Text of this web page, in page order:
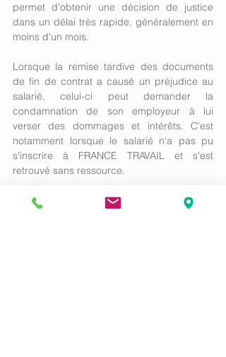
permet d'obtenir une décision de justice
dans un délai très rapide, généralement en
moins d'un mois.
Lorsque la remise tardive des documents
de fin de contrat a causé un préjudice au
salarié, celui-ci peut demander la
condamnation de son employeur à lui
verser des dommages et intérêts. C'est
notamment lorsque le salarié n'a pas pu
s'inscrire à FRANCE TRAVAIL et s'est
retrouvé sans ressource.